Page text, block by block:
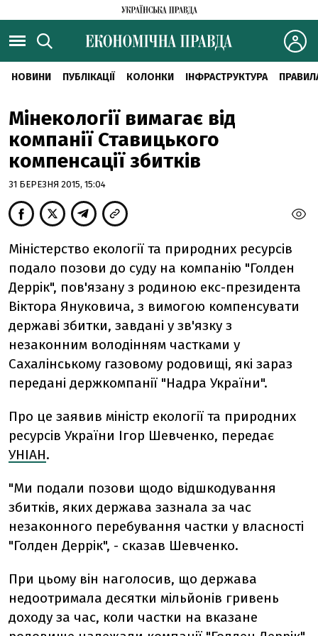
НОВИНИ ПУБЛІКАЦІЇ КОЛОНКИ ІНФРАСТРУКТУРА
Мінекології вимагає від
компанії Ставицького
компенсації збитків
31 БЕРЕЗНЯ 2015, 15:04
Міністерство екології та природних ресурсів
подало позови до суду на компанію "Голден
Деррік", пов'язану з родиною екс-президента
Віктора Януковича, з вимогою компенсувати
державі збитки, завдані у зв'язку з
незаконним володінням частками у
Сахалінському газовому родовищі, які зараз
передані держкомпанії "Надра України".
Про це заявив міністр екології та природних
ресурсів України Ігор Шевченко, передає
УНІАН.
"Ми подали позови щодо відшкодування
збитків, яких держава зазнала за час
незаконного перебування частки у власності
"Голден Деррік", - сказав Шевченко.
При цьому він наголосив, що держава
недоотримала десятки мільйонів гривень
доходу за час, коли частки на вказане